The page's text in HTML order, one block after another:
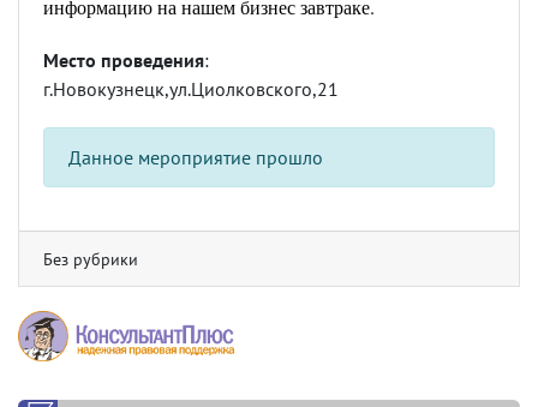
информацию на нашем бизнес завтраке.
Место проведения:
г.Новокузнецк,ул.Циолковского,21
Данное мероприятие прошло
Без рубрики